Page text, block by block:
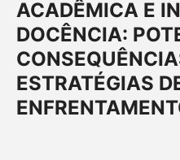
ACADÊMICA E
DOCÊNCIA:
ESTRATÉGIAS